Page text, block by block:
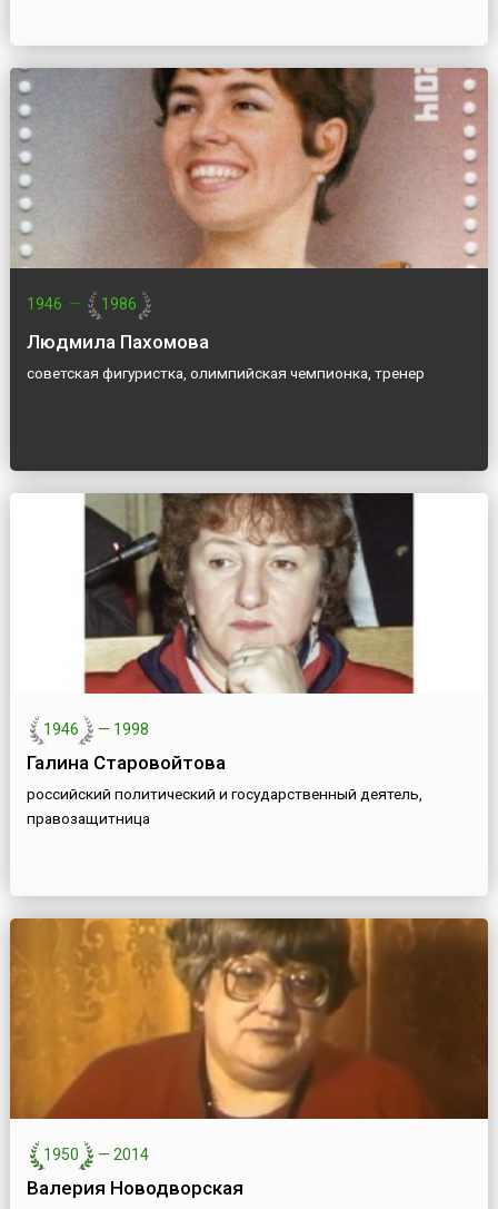
1946 — 1986
Людмила Пахомова
советская фигуристка, олимпийская чемпионка, тренер
1946 — 1998
Галина Старовойтова
российский политический и государственный деятель,
правозащитница
1950 — 2014
Валерия Новодворская